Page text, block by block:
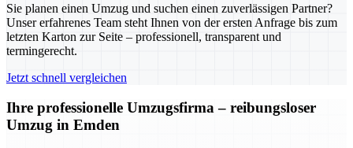
Sie planen einen Umzug und suchen einen zuverlässigen Partner?
Unser erfahrenes Team steht Ihnen von der ersten Anfrage bis zum
letzten Karton zur Seite – professionell, transparent und
termingerecht.
Jetzt schnell vergleichen
Ihre professionelle Umzugsfirma – reibungsloser
Umzug in Emden